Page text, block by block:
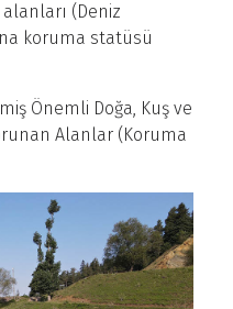
(Deniz
koruma statüsü
Önemli Doğa, Kuş ve
Alanlar (Koruma